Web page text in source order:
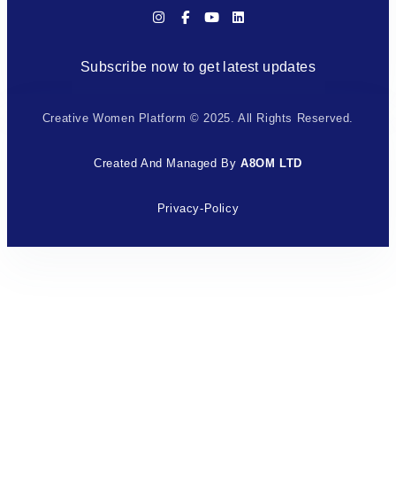
Subscribe now to get latest updates
Creative Women Platform © 2025. All Rights Reserved.
Created And Managed By A8OM LTD
Privacy-Policy